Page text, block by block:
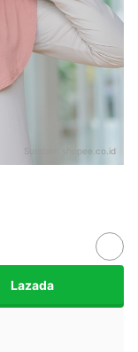
Sumber: shopee.co.id
Lazada